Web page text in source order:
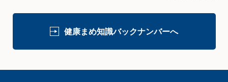
健康まめ知識バックナンバーへ